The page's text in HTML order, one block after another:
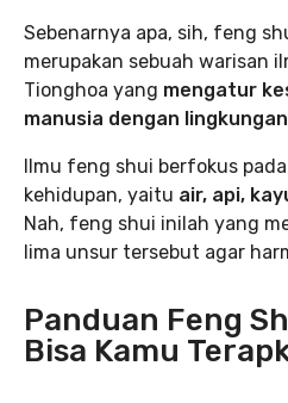
‌Sebenarnya apa, sih, feng
merupakan sebuah warisan
Tionghoa yang mengatur
manusia dengan
Ilmu feng shui berfokus
kehidupan, yaitu air, api,
Nah, feng shui inilah yang
lima unsur tersebut agar
Panduan Feng
Bisa Kamu